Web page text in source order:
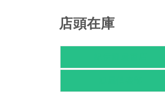
店頭在庫